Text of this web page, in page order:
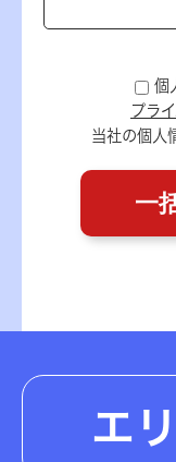
個
プラ
当社の個人
エ